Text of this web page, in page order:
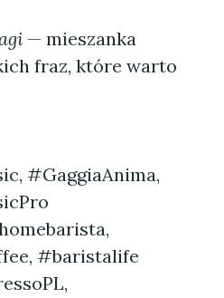
— mieszanka
fraz, które warto
#GaggiaAnima,
#baristalife